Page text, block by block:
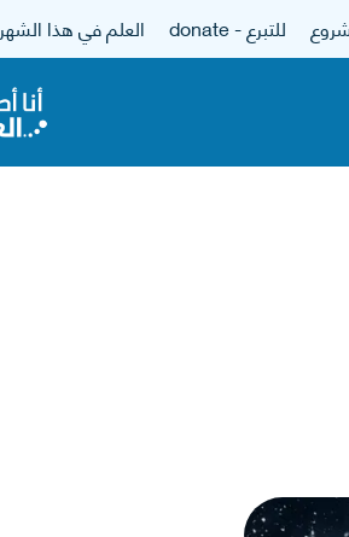
للتبرع - donate العلم في هذا الشهر